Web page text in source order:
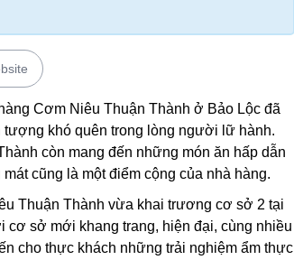
Cơm Niêu Thuận Thành ở Bảo Lộc đã
tượng khó quên trong lòng người lữ hành.
còn mang đến những món ăn hấp dẫn
cũng là một điểm cộng của nhà hàng.
Thuận Thành vừa khai trương cơ sở 2 tại
sở mới khang trang, hiện đại, cùng nhiều
cho thực khách những trải nghiệm ẩm thực